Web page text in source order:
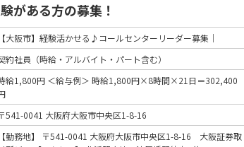
がある方の募集！
【大阪市】経験活かせる♪コールセンターリーダー募集｜
約社員（時給・アルバイト・パート含む）
給1,800円 ＜給与例＞ 時給1,800円×8時間×21日＝302,400
541-0041 大阪府大阪市中央区1-8-16
【勤務地】 〒541-0041 大阪府大阪市中央区1-8-16 大阪証券取